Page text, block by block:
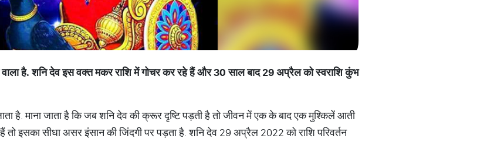
वाला है. शनि देव इस वक्त मकर राशि में गोचर कर रहे हैं और 30 साल बाद 29 अप्रैल को स्वराशि कुंभ
है. माना जाता है कि जब शनि देव की क्रूर दृष्टि पड़ती है तो जीवन में एक के बाद एक मुश्किलें आती
तो इसका सीधा असर इंसान की जिंदगी पर पड़ता है. शनि देव 29 अप्रैल 2022 को राशि परिवर्तन